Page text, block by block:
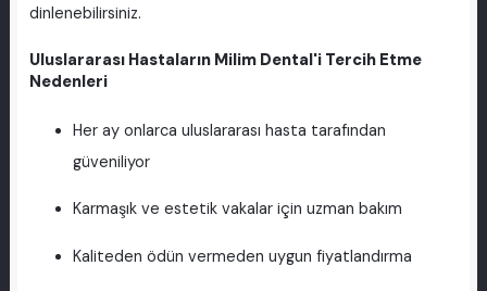
dinlenebilirsiniz.
Uluslararası Hastaların Milim Dental'i Tercih Etme
Nedenleri
Her ay onlarca uluslararası hasta tarafından
güveniliyor
Karmaşık ve estetik vakalar için uzman bakım
Kaliteden ödün vermeden uygun fiyatlandırma